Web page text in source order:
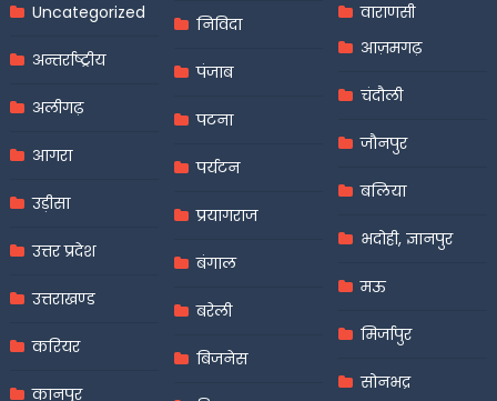
Uncategorized
अन्तर्राष्ट्रीय
अलीगढ़
आगरा
उड़ीसा
उत्तर प्रदेश
उत्तराखण्ड
करियर
कानपुर
निविदा
पंजाब
पटना
पर्यटन
प्रयागराज
बंगाल
बरेली
बिजनेस
वाराणसी
आज़मगढ़
चंदौली
जौनपुर
बलिया
भदोही, ज्ञानपुर
मऊ
मिर्जापुर
सोनभद्र